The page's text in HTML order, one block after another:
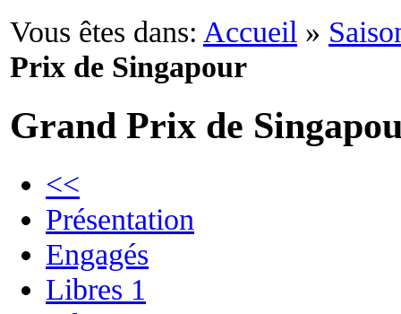
Vous êtes dans: Accueil »
Prix de Singapour
Grand Prix de
<<
Présentation
Engagés
Libres 1